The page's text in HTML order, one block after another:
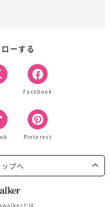
ーする
Facebook
Pinterest
プへ
とは